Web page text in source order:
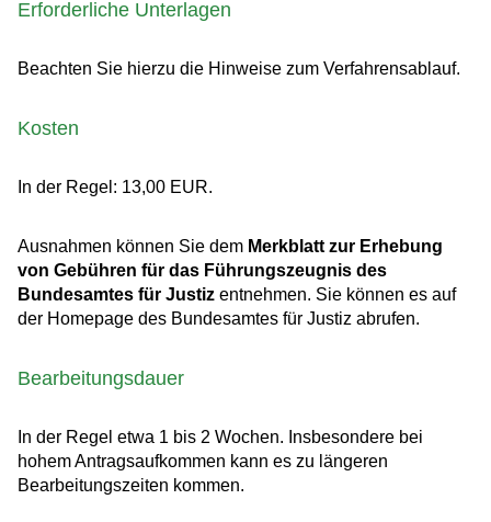
Erforderliche Unterlagen
Beachten Sie hierzu die Hinweise zum Verfahrensablauf.
Kosten
In der Regel: 13,00 EUR.
Ausnahmen können Sie dem Merkblatt zur Erhebung
von Gebühren für das Führungszeugnis des
Bundesamtes für Justiz entnehmen. Sie können es auf
der Homepage des Bundesamtes für Justiz abrufen.
Bearbeitungsdauer
In der Regel etwa 1 bis 2 Wochen. Insbesondere bei
hohem Antragsaufkommen kann es zu längeren
Bearbeitungszeiten kommen.